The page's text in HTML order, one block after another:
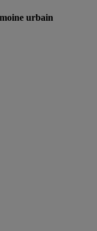
urbain